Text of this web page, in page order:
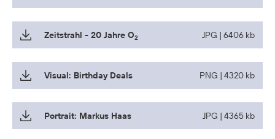
Zeitstrahl - 20 Jahre O2 JPG | 6406 kb
Visual: Birthday Deals PNG | 4320 kb
Portrait: Markus Haas JPG | 4365 kb